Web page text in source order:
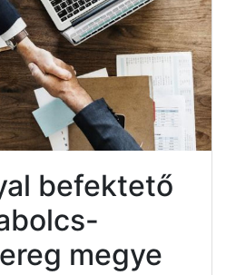
befektető
megye